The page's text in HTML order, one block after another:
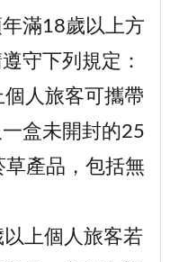
滿18歲以上方
守下列規定：
人旅客可攜帶
盒未開封的25
產品，包括無
上個人旅客若